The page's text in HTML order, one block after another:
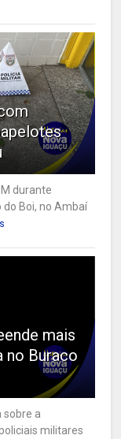
durante
Boi, no Ambaí
mais
no Buraco
sobre a
militares